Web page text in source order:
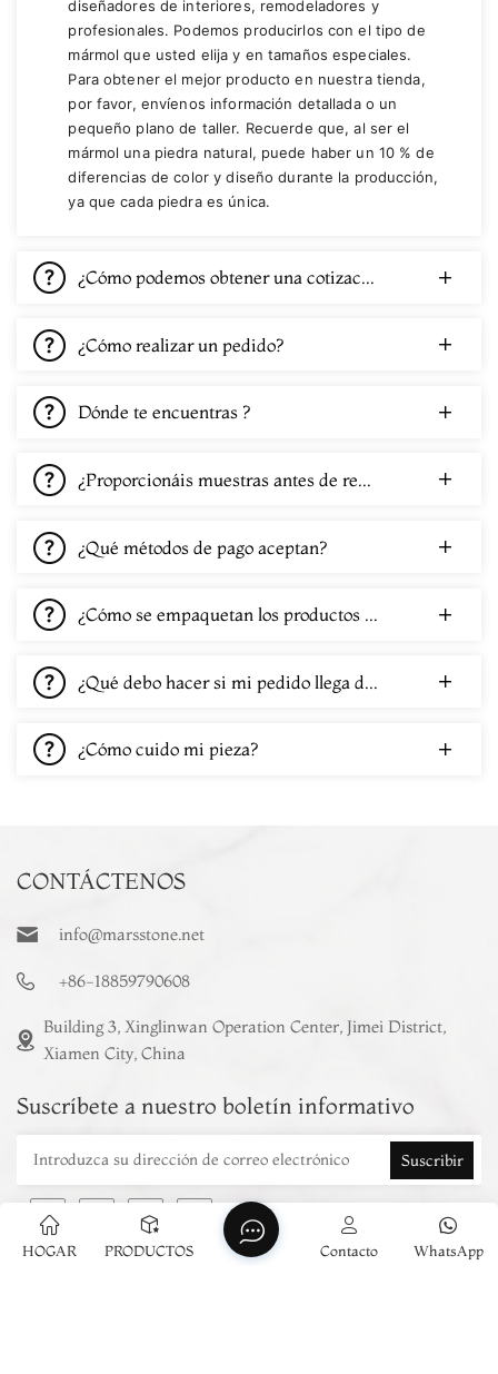
diseñadores de interiores, remodeladores y
profesionales. Podemos producirlos con el tipo de
mármol que usted elija y en tamaños especiales.
Para obtener el mejor producto en nuestra tienda,
por favor, envíenos información detallada o un
pequeño plano de taller. Recuerde que, al ser el
mármol una piedra natural, puede haber un 10 % de
diferencias de color y diseño durante la producción,
ya que cada piedra es única.
¿Cómo podemos obtener una cotización?
¿Cómo realizar un pedido?
Dónde te encuentras ?
¿Proporcionáis muestras antes de realizar un pedido?
¿Qué métodos de pago aceptan?
¿Cómo se empaquetan los productos de piedra para su envío?
¿Qué debo hacer si mi pedido llega dañado?
¿Cómo cuido mi pieza?
CONTÁCTENOS
info@marsstone.net
+86-18859790608
Building 3, Xinglinwan Operation Center, Jimei District,
Xiamen City, China
Suscríbete a nuestro boletín informativo
Suscribir
HOGAR PRODUCTOS WhatsApp
Contacto